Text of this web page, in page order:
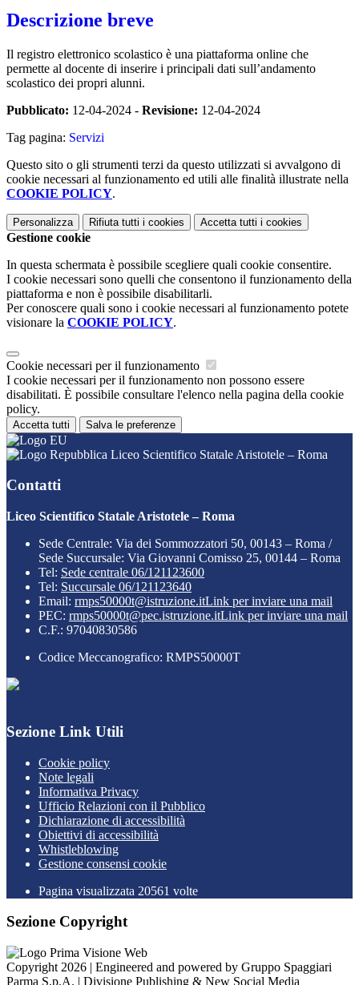
Descrizione breve
Il registro elettronico scolastico è una piattaforma online che
permette al docente di inserire i principali dati sull’andamento
scolastico dei propri alunni.
Pubblicato: 12-04-2024 - Revisione: 12-04-2024
Tag pagina: Servizi
Questo sito o gli strumenti terzi da questo utilizzati si avvalgono di
cookie necessari al funzionamento ed utili alle finalità illustrate nella
COOKIE POLICY.
Personalizza Rifiuta tutti i cookies Accetta tutti i cookies
Gestione cookie
In questa schermata è possibile scegliere quali cookie consentire.
I cookie necessari sono quelli che consentono il funzionamento della
piattaforma e non è possibile disabilitarli.
Per conoscere quali sono i cookie necessari al funzionamento potete
visionare la COOKIE POLICY.
Cookie necessari per il funzionamento
I cookie necessari per il funzionamento non possono essere
disabilitati. È possibile consultare l'elenco nella pagina della cookie
policy.
Accetta tutti Salva le preferenze
Liceo Scientifico Statale Aristotele – Roma
Contatti
Liceo Scientifico Statale Aristotele – Roma
Sede Centrale: Via dei Sommozzatori 50, 00143 – Roma /
Sede Succursale: Via Giovanni Comisso 25, 00144 – Roma
Tel: Sede centrale 06/121123600
Tel: Succursale 06/121123640
Email: rmps50000t@istruzione.itLink per inviare una mail
PEC: rmps50000t@pec.istruzione.itLink per inviare una mail
C.F.: 97040830586
Codice Meccanografico: RMPS50000T
Sezione Link Utili
Cookie policy
Note legali
Informativa Privacy
Ufficio Relazioni con il Pubblico
Dichiarazione di accessibilità
Obiettivi di accessibilità
Whistleblowing
Gestione consensi cookie
Pagina visualizzata 20561 volte
Sezione Copyright
Copyright 2026 | Engineered and powered by Gruppo Spaggiari
Parma S.p.A. | Divisione Publishing & New Social Media